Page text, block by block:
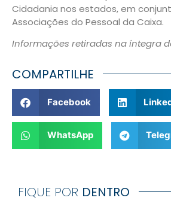
Cidadania nos estados, em
Associações do Pessoal da Caixa.
Informações retiradas na íntegra
COMPARTILHE
Facebook
WhatsApp
FIQUE POR DENTRO